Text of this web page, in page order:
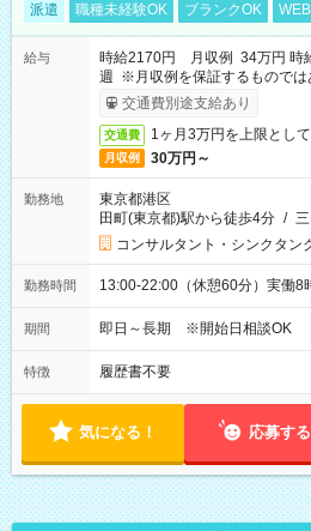
派遣 職種未経験OK ブランクOK
給与
時給2170円 月収例 34万円 時
週 ※月収例を保証するもので
ービス利用可（利用条件有）
交通費別途支給あり
交通費 1ヶ月3万円を上限とし
月収例 30万円～
勤務地
東京都港区
田町(東京都)駅から徒歩4分 /
コンサルタント・シンクタン
勤務時間 13:00-22:00（休憩60分）実働8
期間 即日～長期 ※開始日相談OK
特徴 履歴書不要
気になる！ 応募する